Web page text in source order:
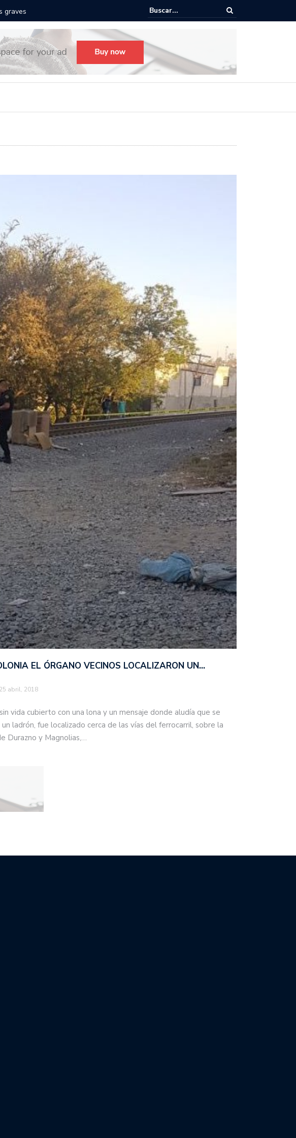
la fecha Todo listo para el Festival Desfile Día de Muertos 2025 en
EL ÓRGANO VECINOS LOCALIZARON UN…
25 abril, 2018
vida cubierto con una lona y un mensaje donde aludía que se
ladrón, fue localizado cerca de las vías del ferrocarril, sobre la
Durazno y Magnolias,…